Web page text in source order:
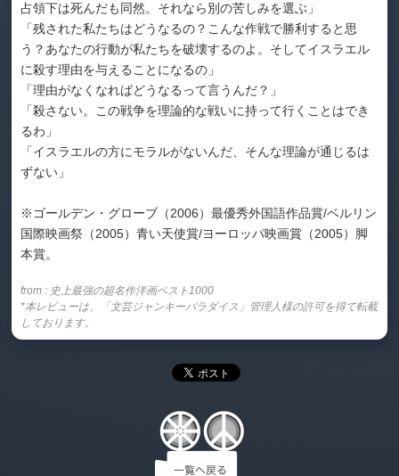
占領下は死んだも同然。それなら別の苦しみを選ぶ」
「残された私たちはどうなるの？こんな作戦で勝利すると思
う？あなたの行動が私たちを破壊するのよ。そしてイスラエル
に殺す理由を与えることになるの」
「理由がなくなればどうなるって言うんだ？」
「殺さない。この戦争を理論的な戦いに持って行くことはでき
るわ」
「イスラエルの方にモラルがないんだ、そんな理論が通じるは
ずない」
※ゴールデン・グローブ（2006）最優秀外国語作品賞/ベルリン
国際映画祭（2005）青い天使賞/ヨーロッパ映画賞（2005）脚
本賞。
from : 史上最強の超名作洋画ベスト1000
*本レビューは、「文芸ジャンキーパラダイス」管理人様の許可を得て転載
しております。